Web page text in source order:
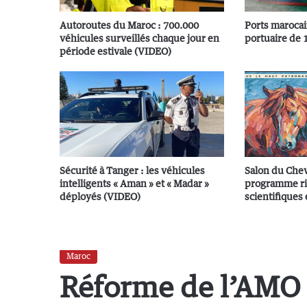
Autoroutes du Maroc : 700.000
véhicules surveillés chaque jour en
période estivale (VIDEO)
Ports
portuaire de
Sécurité à Tanger : les véhicules
intelligents « Aman » et « Madar »
déployés (VIDEO)
Salon du
programme
scientifiques